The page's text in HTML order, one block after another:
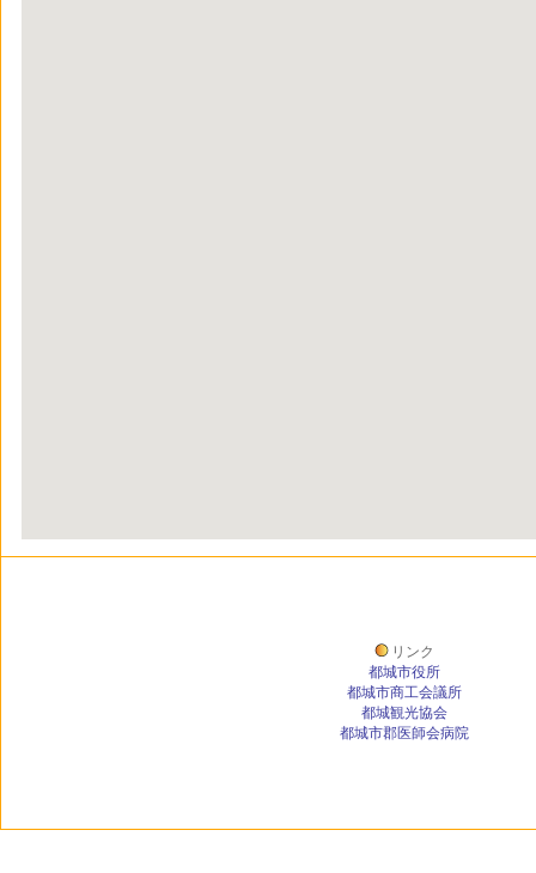
リンク
都城市役所
都城市商工会議所
都城観光協会
都城市郡医師会病院